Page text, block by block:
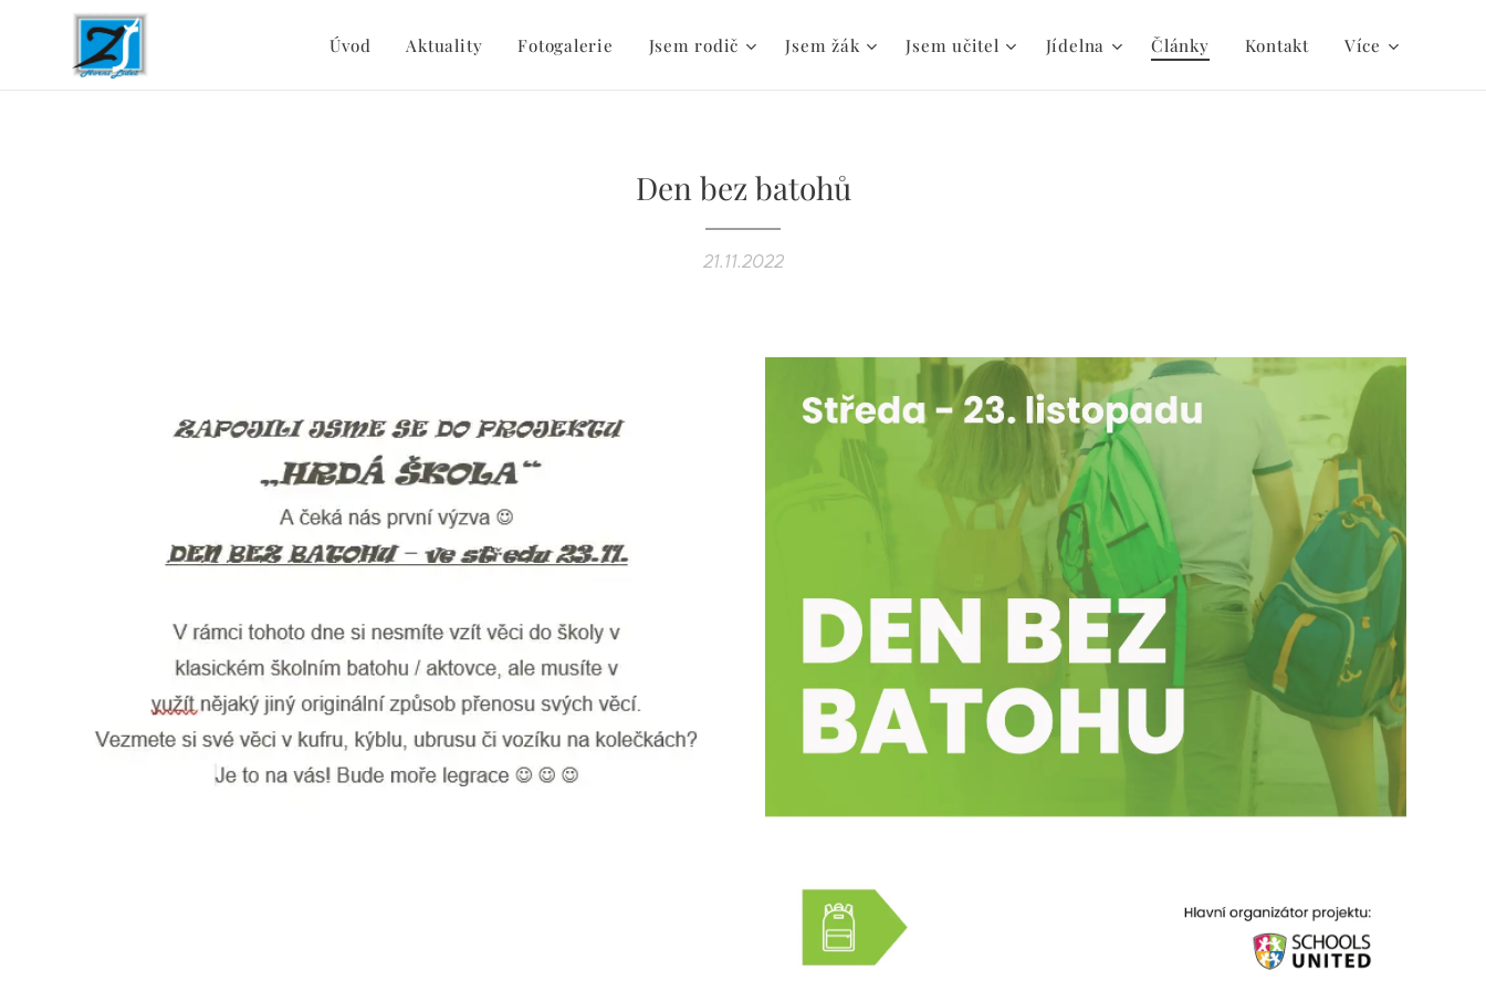
Úvod Aktuality Fotogalerie Jsem rodič Jsem žák Jsem učitel Jídelna Články Kontakt Více
Den bez batohů
21.11.2022